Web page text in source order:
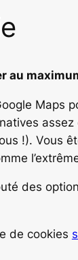
au
Maps
!). Vous
des
de cookies